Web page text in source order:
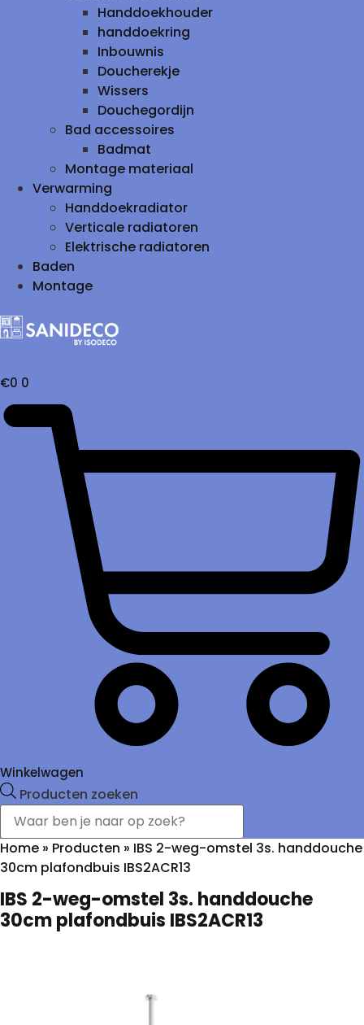
Handdoekhouder
handdoekring
Inbouwnis
Doucherekje
Wissers
Douchegordijn
Bad accessoires
Badmat
Montage materiaal
Verwarming
Handdoekradiator
Verticale radiatoren
Elektrische radiatoren
Baden
Montage
€0 0
Winkelwagen
Producten zoeken
Home » Producten » IBS 2-weg-omstel 3s. handdouche
30cm plafondbuis IBS2ACR13
IBS 2-weg-omstel 3s. handdouche
30cm plafondbuis IBS2ACR13